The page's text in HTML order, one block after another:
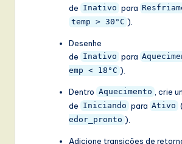
de Inativo para
temp > 30°C ).
Desenhe
de Inativo para
emp < 18°C ).
Dentro Aquecimento
, crie
de Iniciando para Ativo
edor_pronto ).
Adicione transições de